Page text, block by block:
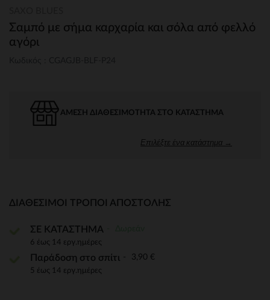
Σαμπό με σήμα καρχαρία και σόλα από φελλό
αγόρι
ΆΜΕΣΗ ΔΙΑΘΕΣΙΜΌΤΗΤΑ ΣΤΟ ΚΑΤΆΣΤΗΜΑ
Επιλέξτε ένα κατάστημα →
ΔΙΑΘΈΣΙΜΟΙ ΤΡΌΠΟΙ ΑΠΟΣΤΟΛΉΣ
ΣΕ ΚΑΤΑΣΤΗΜΑ
6 έως 14 εργ.ημέρες
Παράδοση στο σπίτι 3,90 €
5 έως 14 εργ.ημέρες